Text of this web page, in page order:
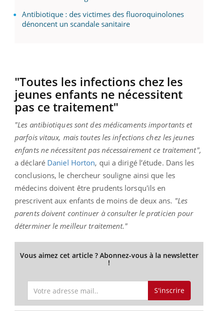
Antibiotique : des victimes des fluoroquinolones
dénoncent un scandale sanitaire
"Toutes les infections chez les
jeunes enfants ne nécessitent
pas ce traitement"
"Les antibiotiques sont des médicaments importants et
parfois vitaux, mais toutes les infections chez les jeunes
enfants ne nécessitent pas nécessairement ce traitement",
a déclaré Daniel Horton, qui a dirigé l’étude. Dans les
conclusions, le chercheur souligne ainsi que les
médecins doivent être prudents lorsqu'ils en
prescrivent aux enfants de moins de deux ans. "Les
parents doivent continuer à consulter le praticien pour
déterminer le meilleur traitement."
Vous aimez cet article ? Abonnez-vous à la newsletter
!
S'inscrire